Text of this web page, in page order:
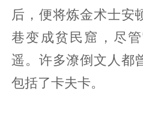
后，便将炼金术士安
巷变成贫民窟，尽
遥。许多潦倒文人都
包括了卡夫卡。